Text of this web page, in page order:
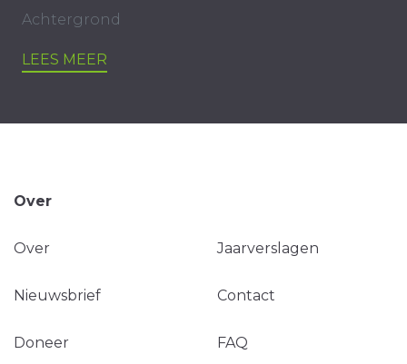
Achtergrond
LEES MEER
Over
Over Jaarverslagen
Nieuwsbrief Contact
Doneer FAQ